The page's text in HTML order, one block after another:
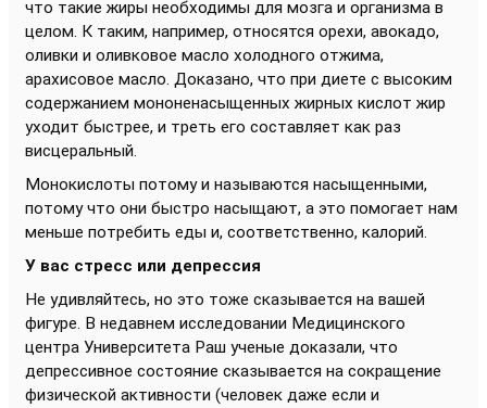
что такие жиры необходимы для мозга и организма в
целом. К таким, например, относятся орехи, авокадо,
оливки и оливковое масло холодного отжима,
арахисовое масло. Доказано, что при диете с высоким
содержанием мононенасыщенных жирных кислот жир
уходит быстрее, и треть его составляет как раз
висцеральный.
Монокислоты потому и называются насыщенными,
потому что они быстро насыщают, а это помогает нам
меньше потребить еды и, соответственно, калорий.
У вас стресс или депрессия
Не удивляйтесь, но это тоже сказывается на вашей
фигуре. В недавнем исследовании Медицинского
центра Университета Раш ученые доказали, что
депрессивное состояние сказывается на сокращение
физической активности (человек даже если и